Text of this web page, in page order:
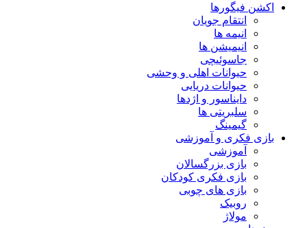
اکشن فیگورها
انتقام جویان
انیمه ها
انیمیشن ها
جاسوئیچی
حیوانات اهلی و وحشی
حیوانات دریایی
دایناسور و اژدها
سلبریتی ها
گیمینگ
بازی فکری و آموزشی
آموزشی
بازی بزرگسالان
بازی فکری کودکان
بازی های چوبی
روبیک
مولاژ